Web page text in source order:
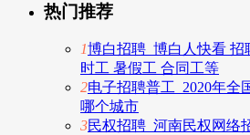
热门推荐
1博白招聘_博白人快看 招
时工 暑假工 合同工等
2电子招聘普工_2020年全
哪个城市
3民权招聘_河南民权网络